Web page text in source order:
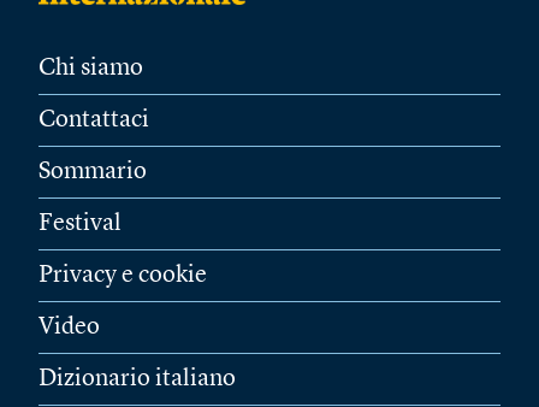
Chi siamo
Contattaci
Sommario
Festival
Privacy e cookie
Video
Dizionario italiano